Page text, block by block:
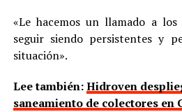
«Le hacemos un llamado a los
seguir siendo persistentes y
situación».
Lee también:Hidroven
saneamiento de colectores en